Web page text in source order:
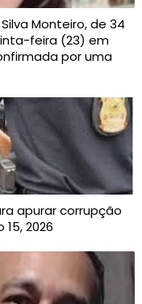
Monteiro, de 34
feira (23) em
por uma
apurar corrupção
2026